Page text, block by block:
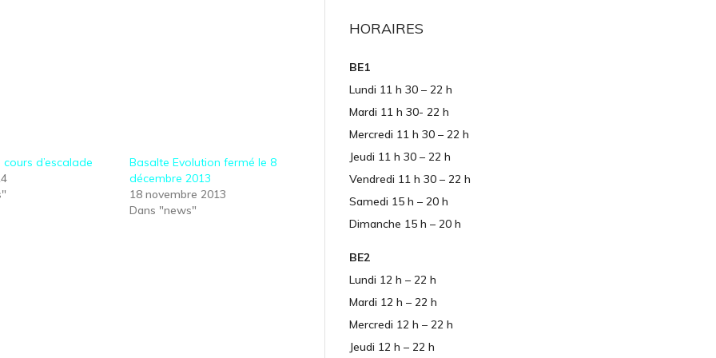
d’escalade
Basalte Evolution fermé le 8
décembre 2013
18 novembre 2013
Dans "news"
HORAIRES
BE1
Lundi 11 h 30 – 22 h
Mardi 11 h 30- 22 h
Mercredi 11 h 30 – 22 h
Jeudi 11 h 30 – 22 h
Vendredi 11 h 30 – 22 h
Samedi 15 h – 20 h
Dimanche 15 h – 20 h
BE2
Lundi 12 h – 22 h
Mardi 12 h – 22 h
Mercredi 12 h – 22 h
Jeudi 12 h – 22 h